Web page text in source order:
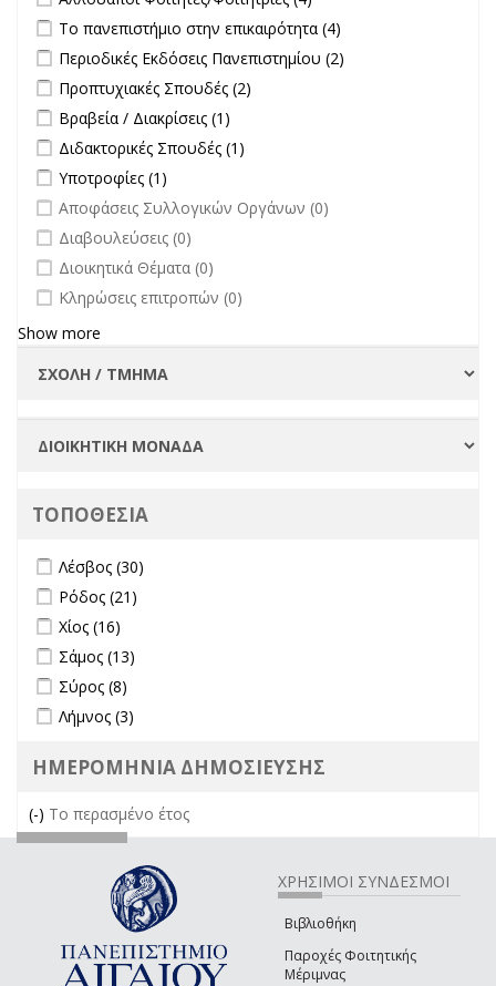
filter
Apply Το πανεπιστήμιο στην επικαιρότητα filter
Το πανεπιστήμιο στην επικαιρότητα (4)
επικαιρότητα filter
Apply Περιοδικές Εκδόσεις Πανεπιστημίου filter
Περιοδικές Εκδόσεις Πανεπιστημίου (2)
Apply Προπτυχιακές Σπουδές filter
Προπτυχιακές Σπουδές (2)
Apply Βραβεία / Διακρίσεις filter
Βραβεία / Διακρίσεις (1)
Apply Διδακτορικές Σπουδές filter
Διδακτορικές Σπουδές (1)
Apply Υποτροφίες filter
Υποτροφίες (1)
undefined
Αποφάσεις Συλλογικών Οργάνων (0)
undefined
Διαβουλεύσεις (0)
undefined
Διοικητικά Θέματα (0)
undefined
Κληρώσεις επιτροπών (0)
Show more
ΤΟΠΟΘΕΣΙΑ
Apply Λέσβος filter
Λέσβος (30)
Apply Ρόδος filter
Ρόδος (21)
Apply Χίος filter
Χίος (16)
Apply Σάμος filter
Σάμος (13)
Apply Σύρος filter
Σύρος (8)
Apply Λήμνος filter
Λήμνος (3)
ΗΜΕΡΟΜΗΝΙΑ ΔΗΜΟΣΙΕΥΣΗΣ
(-) Remove Το περασμένο έτος filter
Το περασμένο έτος
ΧΡΗΣΙΜΟΙ ΣΥΝΔΕΣΜΟΙ
Βιβλιοθήκη
Παροχές Φοιτητικής
Μέριμνας